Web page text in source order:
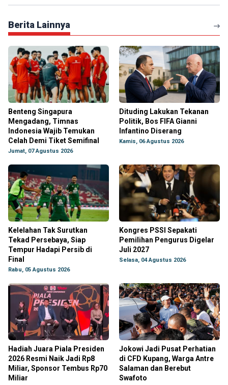
Berita Lainnya
Benteng Singapura
Mengadang, Timnas
Indonesia Wajib Temukan
Celah Demi Tiket Semifinal
Jumat, 07 Agustus 2026
Dituding Lakukan Tekanan
Politik, Bos FIFA Gianni
Infantino Diserang
Kamis, 06 Agustus 2026
Kelelahan Tak Surutkan
Tekad Persebaya, Siap
Tempur Hadapi Persib di
Final
Rabu, 05 Agustus 2026
Kongres PSSI Sepakati
Pemilihan Pengurus Digelar
Juli 2027
Selasa, 04 Agustus 2026
Hadiah Juara Piala Presiden
2026 Resmi Naik Jadi Rp8
Miliar, Sponsor Tembus Rp70
Miliar
Jokowi Jadi Pusat Perhatian
di CFD Kupang, Warga Antre
Salaman dan Berebut
Swafoto